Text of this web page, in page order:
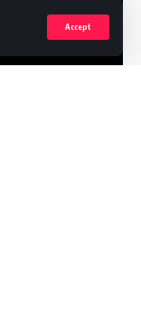
Accept